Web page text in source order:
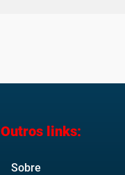
Outros links:
Sobre